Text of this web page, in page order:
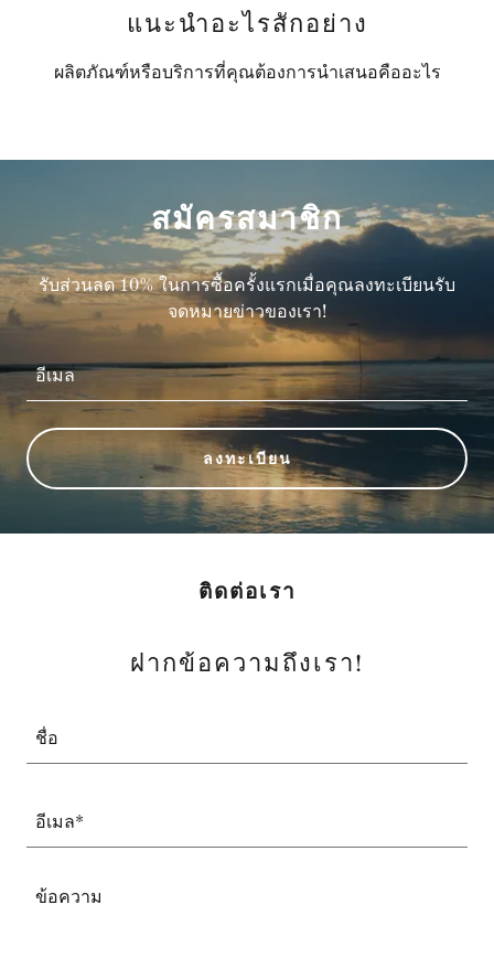
แนะนำอะไรสักอย่าง
ผลิตภัณฑ์หรือบริการที่คุณต้องการนำเสนอคืออะไร
สมัครสมาชิก
รับส่วนลด 10% ในการซื้อครั้งแรกเมื่อคุณลงทะเบียนรับ
จดหมายข่าวของเรา!
อีเมล
ลงทะเบียน
ติดต่อเรา
ฝากข้อความถึงเรา!
ชื่อ
อีเมล*